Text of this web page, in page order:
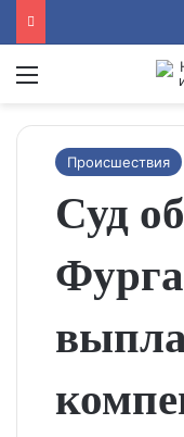
Menu
Происшествия
Суд